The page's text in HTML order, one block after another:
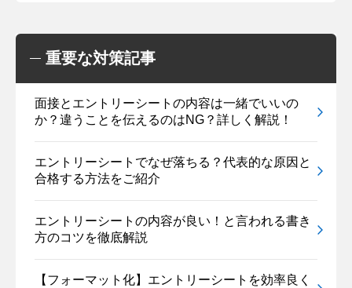
重要な対策記事
面接とエントリーシートの内容は一緒でいいの
か？違うことを伝えるのはNG？詳しく解説！
エントリーシートでなぜ落ちる？代表的な原因と
合格する方法をご紹介
エントリーシートの内容が良い！と言われる書き
方のコツを徹底解説
【フォーマット化】エントリーシートを効率良く